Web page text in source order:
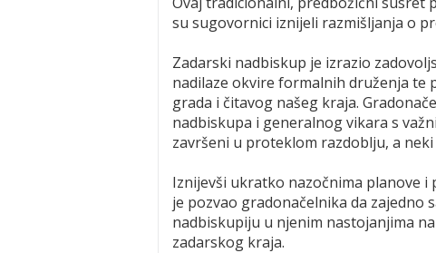
su sugovornici iznijeli razmišljanja o
Zadarski nadbiskup je izrazio
nadilaze okvire formalnih druženja
grada i čitavog našeg kraja.
nadbiskupa i generalnog vikara s
završeni u proteklom razdoblju, a
Iznijevši ukratko nazočnima planove
je pozvao gradonačelnika da zajedno
nadbiskupiju u njenim nastojanjima
zadarskog kraja.